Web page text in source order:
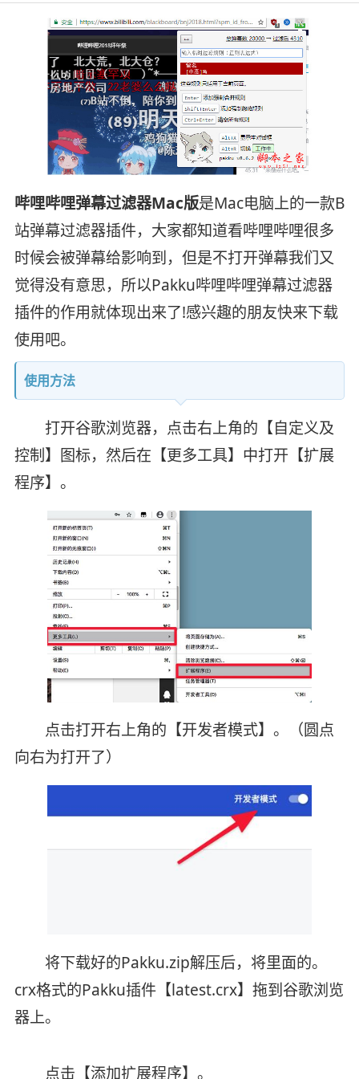
哔哩哔哩弹幕过滤器Mac版是Mac电脑上的一款B
站弹幕过滤器插件，大家都知道看哔哩哔哩很多
时候会被弹幕给影响到，但是不打开弹幕我们又
觉得没有意思，所以Pakku哔哩哔哩弹幕过滤器
插件的作用就体现出来了!感兴趣的朋友快来下载
使用吧。
使用方法
打开谷歌浏览器，点击右上角的【自定义及
控制】图标，然后在【更多工具】中打开【扩展
程序】。
点击打开右上角的【开发者模式】。（圆点
向右为打开了）
将下载好的Pakku.zip解压后，将里面的。
crx格式的Pakku插件【latest.crx】拖到谷歌浏览
器上。
点击【添加扩展程序】。